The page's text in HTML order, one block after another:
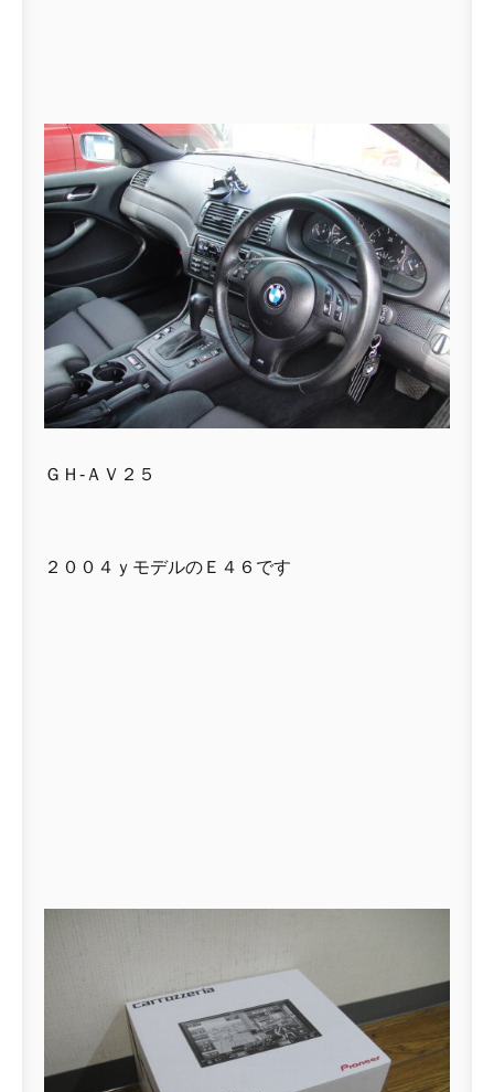
ＧＨ-ＡＶ２５
２００４ｙモデルのＥ４６です